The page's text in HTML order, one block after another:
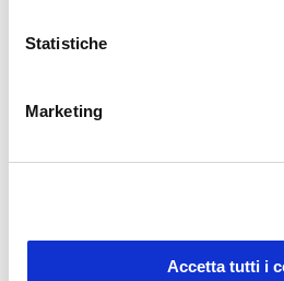
Statistiche
Marketing
Accetta tutti i
También